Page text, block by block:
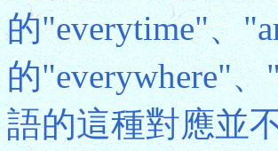
的"everytime"、
的"everywhere"
語的這種對應並